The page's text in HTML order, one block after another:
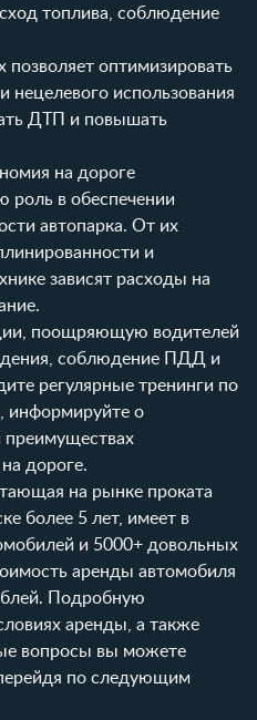
топлива, соблюдение
оптимизировать
нецелевого использования
ДТП и повышать
на дороге
роль в обеспечении
автопарка. От их
и
зависят расходы на
поощряющую водителей
соблюдение ПДД и
регулярные тренинги по
информируйте о
преимуществах
дороге.
на рынке проката
более 5 лет, имеет в
и 5000+ довольных
аренды автомобиля
Подробную
аренды, а также
вопросы вы можете
по следующим